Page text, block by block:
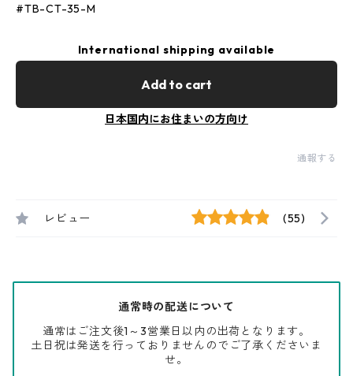
#TB-CT-35-M
International shipping available
Add to cart
日本国内にお住まいの方向け
通報する
レビュー (55)
通常時の配送について
通常はご注文後1～3営業日以内の出荷となります。
土日祝は発送を行っておりませんのでご了承くださいま
せ。